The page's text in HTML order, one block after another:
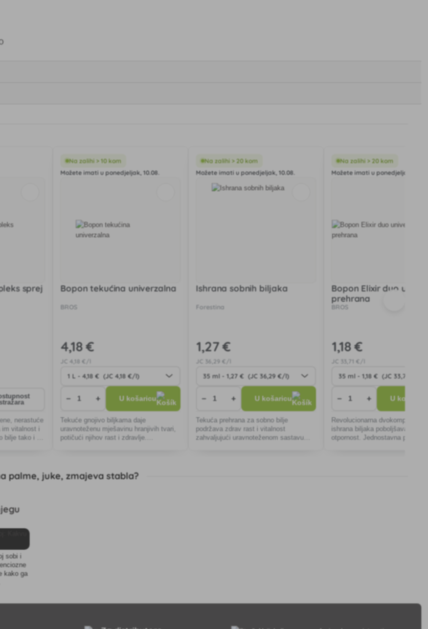
sprej
nerastuće
vitalnost i
bilje tako i za
Na zalihi > 10 kom
Možete imati u ponedjeljak, 10.08.
Bopon tekućina univerzalna
BROS
4,18 €
JC 4 ,18 €/l
− + U košaricu
Tekuće gnojivo biljkama daje
uravnoteženu mješavinu hranjivih tvari,
potičući njihov rast i zdravlje.
Na zalihi > 20 kom
Možete imati u ponedjeljak, 10.08.
Ishrana sobnih biljaka
Forestina
1,27 €
JC 36 ,29 €/l
− + U košaricu
Tekuća prehrana za sobno bilje
podržava zdrav rast i vitalnost
zahvaljujući uravnoteženom sastavu
Na zalihi > 20 kom
Možete imati u ponedjeljak,
Bopon Elixir duo
prehrana
BROS
1,18 €
JC 33 ,71 €/l
− + U košaricu
Revolucionarna
ishrana biljaka poboljšava rast i
otpornost. Jednostavna primjena
palme, juke, zmajeva stabla?
sobi i
kako ga